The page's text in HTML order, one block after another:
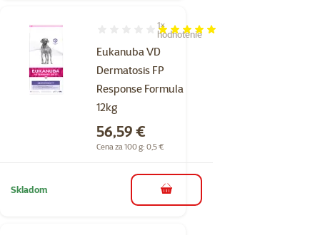
Eukanuba VD
Dermatosis FP
Response Formula
12kg
Hodnotenie 100%, počet hodnotení: 1
1×
hodnotenie
Cena
56,59 €
Cena za 100 g: 0,5 €
Skladom do košíka